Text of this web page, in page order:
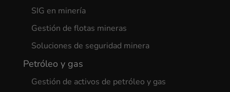
SIG en minería
Gestión de flotas mineras
Soluciones de seguridad minera
Petróleo y gas
Gestión de activos de petróleo y gas